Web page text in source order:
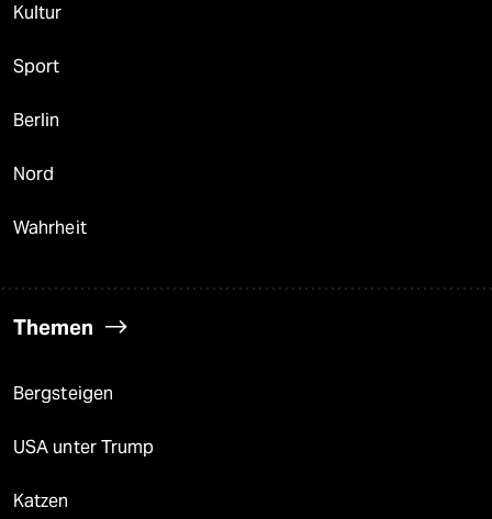
Kultur
Sport
Berlin
Nord
Wahrheit
Themen
Bergsteigen
USA unter Trump
Katzen